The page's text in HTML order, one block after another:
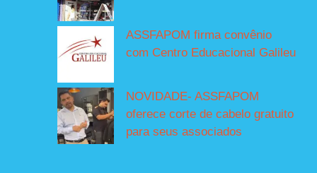
ASSFAPOM firma convênio
com Centro Educacional Galileu
NOVIDADE- ASSFAPOM
oferece corte de cabelo gratuito
para seus associados